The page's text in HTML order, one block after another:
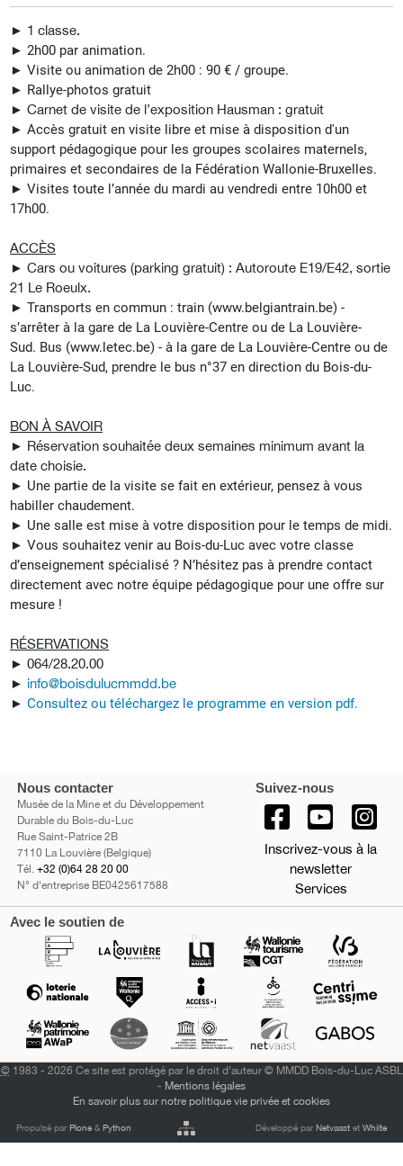
► 1 classe.
► 2h00 par animation.
► Visite ou animation de 2h00 : 90 € / groupe.
► Rallye-photos gratuit
► Carnet de visite de l’exposition Hausman : gratuit
► Accès gratuit en visite libre et mise à disposition d'un
support pédagogique pour les groupes scolaires maternels,
primaires et secondaires de la Fédération Wallonie-Bruxelles.
► Visites toute l’année du mardi au vendredi entre 10h00 et
17h00.
ACCÈS
► Cars ou voitures (parking gratuit) : Autoroute E19/E42, sortie
21 Le Roeulx.
► Transports en commun : train (www.belgiantrain.be) -
s’arrêter à la gare de La Louvière-Centre ou de La Louvière-
Sud. Bus (www.letec.be) - à la gare de La Louvière-Centre ou de
La Louvière-Sud, prendre le bus n°37 en direction du Bois-du-
Luc.
BON À SAVOIR
► Réservation souhaitée deux semaines minimum avant la
date choisie.
► Une partie de la visite se fait en extérieur, pensez à vous
habiller chaudement.
► Une salle est mise à votre disposition pour le temps de midi.
► Vous souhaitez venir au Bois-du-Luc avec votre classe
d’enseignement spécialisé ? N’hésitez pas à prendre contact
directement avec notre équipe pédagogique pour une offre sur
mesure !
RÉSERVATIONS
► 064/28.20.00
► info@boisdulucmmdd.be
► Consultez ou téléchargez le programme en version pdf.
Nous contacter
Musée de la Mine et du Développement
Durable du Bois-du-Luc
Rue Saint-Patrice 2B
7110 La Louvière (Belgique)
Tél. +32 (0)64 28 20 00
N° d'entreprise BE0425617588
Suivez-nous
Inscrivez-vous à la
newsletter
Services
Avec le soutien de
©1983 - 2026 Ce site est protégé par le droit d'auteur © MMDD Bois-du-Luc ASBL
- Mentions légales
En savoir plus sur notre politique vie privée et cookies
Propulsé parPlone &Python Développé parNetvaastet Whiite